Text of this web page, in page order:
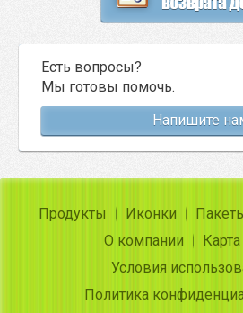
Есть вопросы?
Мы готовы помочь.
Напишите
Продукты Иконки
О компании
Условия
Политика